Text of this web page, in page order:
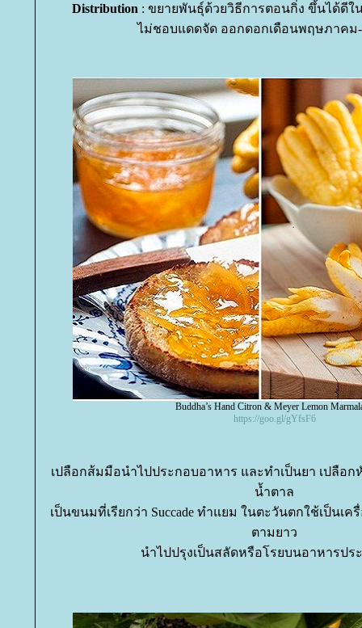
Distribution : ขยายพันธุ์ด้วยวิธีการตอนกิ่ง ขึ้นได้ดี
ไม่ชอบแดดจัด ออกดอกเดือนพฤษภาคม
Buddha’s Hand Citron & Meyer Lemon
https://goo.gl/gYfsF6
เปลือกส้มมือนำไปประกอบอาหาร และทำเป็นยา เปลือก
น้ำตาล
เป็นขนมที่เรียกว่า Succade ทำแยม ในตะวันตกใช้เป็นเค
ตามยาว
นำไปปรุงเป็นสลัดหรือโรยบนอาหารปร